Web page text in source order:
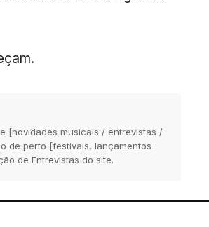
[novidades musicais / entrevistas /
de perto [festivais, lançamentos
de Entrevistas do site.